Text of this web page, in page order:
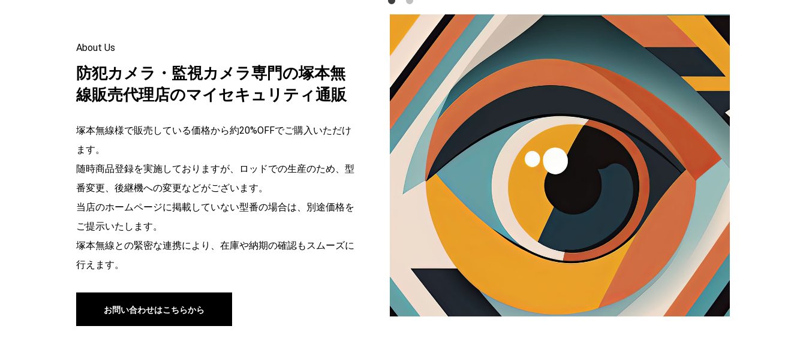
About Us
防犯カメラ・監視カメラ専門の塚本無
線販売代理店のマイセキュリティ通販
塚本無線様で販売している価格から約20%OFFでご購入いただけ
ます。
随時商品登録を実施しておりますが、ロッドでの生産のため、型
番変更、後継機への変更などがございます。
当店のホームページに掲載していない型番の場合は、別途価格を
ご提示いたします。
塚本無線との緊密な連携により、在庫や納期の確認もスムーズに
行えます。
お問い合わせはこちらから